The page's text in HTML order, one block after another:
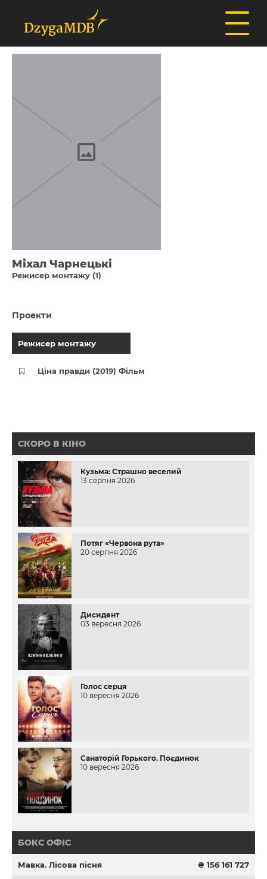
Міхал Чарнецькі
Режисер монтажу (1)
Проекти
Режисер монтажу
Ціна правди (2019) Фільм
СКОРО В КІНО
Кузьма: Страшно веселий
13 серпня 2026
Потяг «Червона рута»
20 серпня 2026
Дисидент
03 вересня 2026
Голос серця
10 вересня 2026
Санаторій Горького. Поєдинок
10 вересня 2026
БОКС ОФІС
Мавка. Лісова пісня ₴ 156 161 727